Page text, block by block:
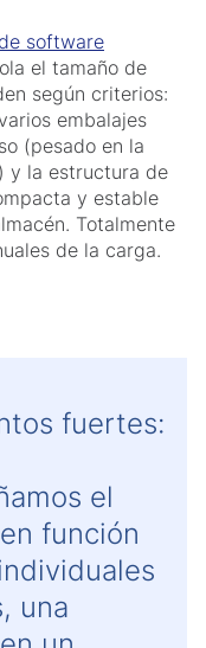
software
el tamaño de
según criterios:
embalajes
(pesado en la
y la estructura de
y estable
Totalmente
de la carga.
fuertes:
el
función
una